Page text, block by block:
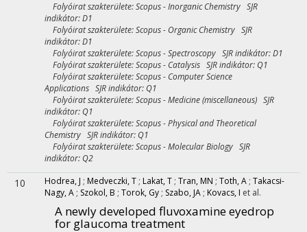
Folyóirat szakterülete: Scopus - Inorganic Chemistry SJR
indikátor: D1
Folyóirat szakterülete: Scopus - Organic Chemistry SJR
indikátor: D1
Folyóirat szakterülete: Scopus - Spectroscopy SJR indikátor: D1
Folyóirat szakterülete: Scopus - Catalysis SJR indikátor: Q1
Folyóirat szakterülete: Scopus - Computer Science
Applications SJR indikátor: Q1
Folyóirat szakterülete: Scopus - Medicine (miscellaneous) SJR
indikátor: Q1
Folyóirat szakterülete: Scopus - Physical and Theoretical
Chemistry SJR indikátor: Q1
Folyóirat szakterülete: Scopus - Molecular Biology SJR
indikátor: Q2
10 Hodrea, J ; Medveczki, T ; Lakat, T ; Tran, MN ; Toth, A ; Takacsi-
Nagy, A ; Szokol, B ; Torok, Gy ; Szabo, JA ; Kovacs, I et al.
A newly developed fluvoxamine eyedrop
for glaucoma treatment